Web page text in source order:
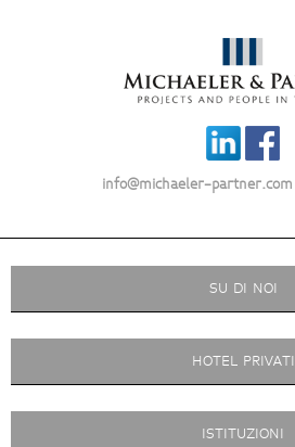
info@michaeler-partner.com
SU DI NOI
HOTEL PRIVATI
ISTITUZIONI